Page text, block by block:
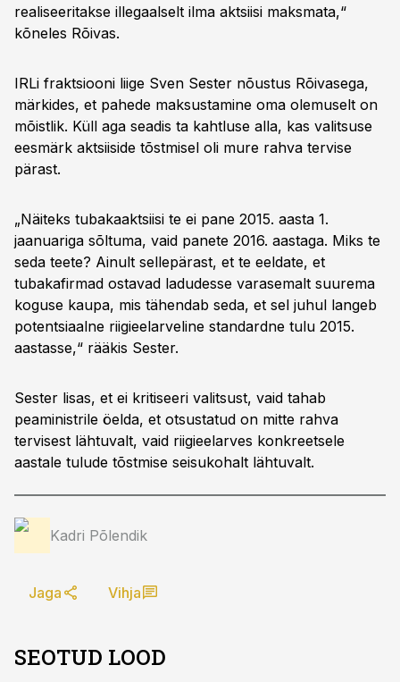
realiseeritakse illegaalselt ilma aktsiisi maksmata,“
kõneles Rõivas.
IRLi fraktsiooni liige Sven Sester nõustus Rõivasega,
märkides, et pahede maksustamine oma olemuselt on
mõistlik. Küll aga seadis ta kahtluse alla, kas valitsuse
eesmärk aktsiiside tõstmisel oli mure rahva tervise
pärast.
„Näiteks tubakaaktsiisi te ei pane 2015. aasta 1.
jaanuariga sõltuma, vaid panete 2016. aastaga. Miks te
seda teete? Ainult sellepärast, et te eeldate, et
tubakafirmad ostavad ladudesse varasemalt suurema
koguse kaupa, mis tähendab seda, et sel juhul langeb
potentsiaalne riigieelarveline standardne tulu 2015.
aastasse,“ rääkis Sester.
Sester lisas, et ei kritiseeri valitsust, vaid tahab
peaministrile öelda, et otsustatud on mitte rahva
tervisest lähtuvalt, vaid riigieelarves konkreetsele
aastale tulude tõstmise seisukohalt lähtuvalt.
Kadri Põlendik
Jaga Vihja
SEOTUD LOOD